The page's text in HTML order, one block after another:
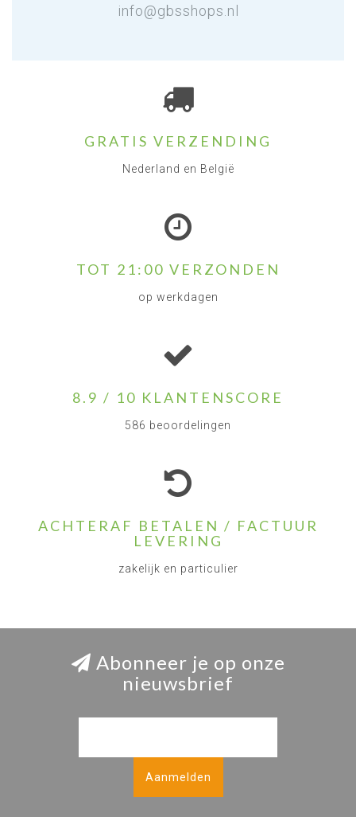
info@gbsshops.nl
GRATIS VERZENDING
Nederland en België
TOT 21:00 VERZONDEN
op werkdagen
8.9 / 10 KLANTENSCORE
586 beoordelingen
ACHTERAF BETALEN / FACTUUR
LEVERING
zakelijk en particulier
Abonneer je op onze
nieuwsbrief
Aanmelden